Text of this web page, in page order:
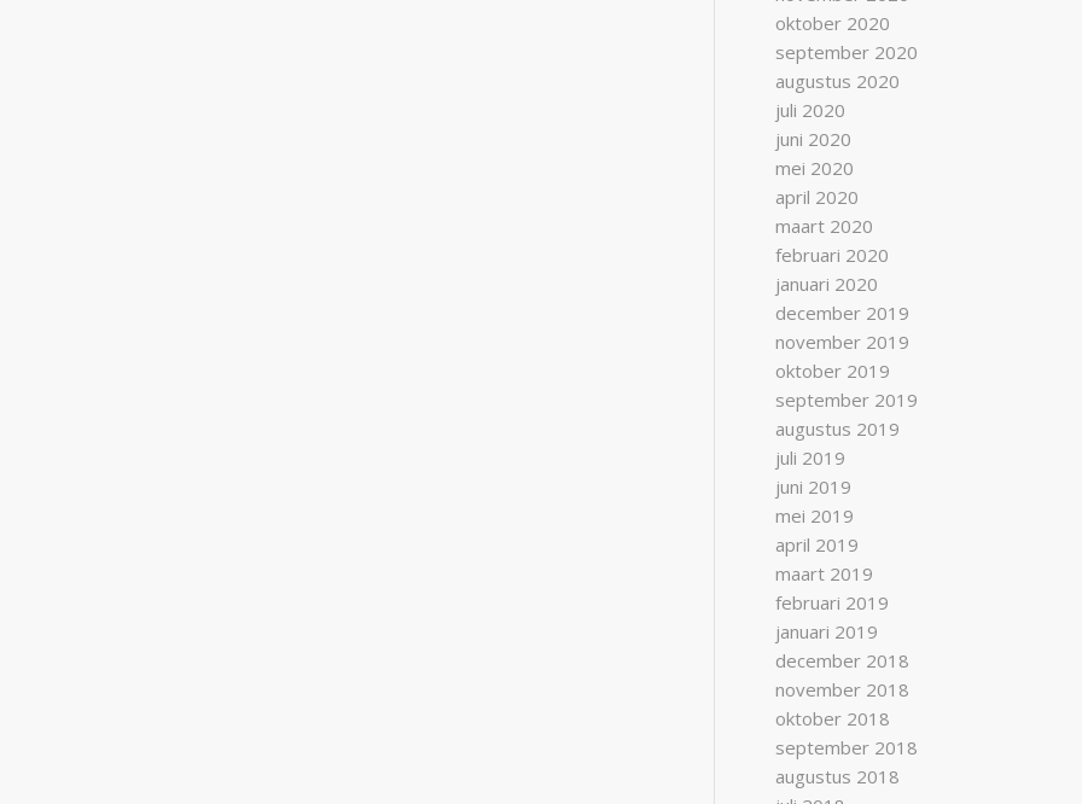
oktober 2020
september 2020
augustus 2020
juli 2020
juni 2020
mei 2020
april 2020
maart 2020
februari 2020
januari 2020
december 2019
november 2019
oktober 2019
september 2019
augustus 2019
juli 2019
juni 2019
mei 2019
april 2019
maart 2019
februari 2019
januari 2019
december 2018
november 2018
oktober 2018
september 2018
augustus 2018